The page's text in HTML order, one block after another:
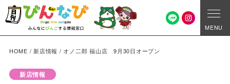
MENU
HOME / 新店情報 / オノ二郎 福山店 9月30日オープン
新店情報